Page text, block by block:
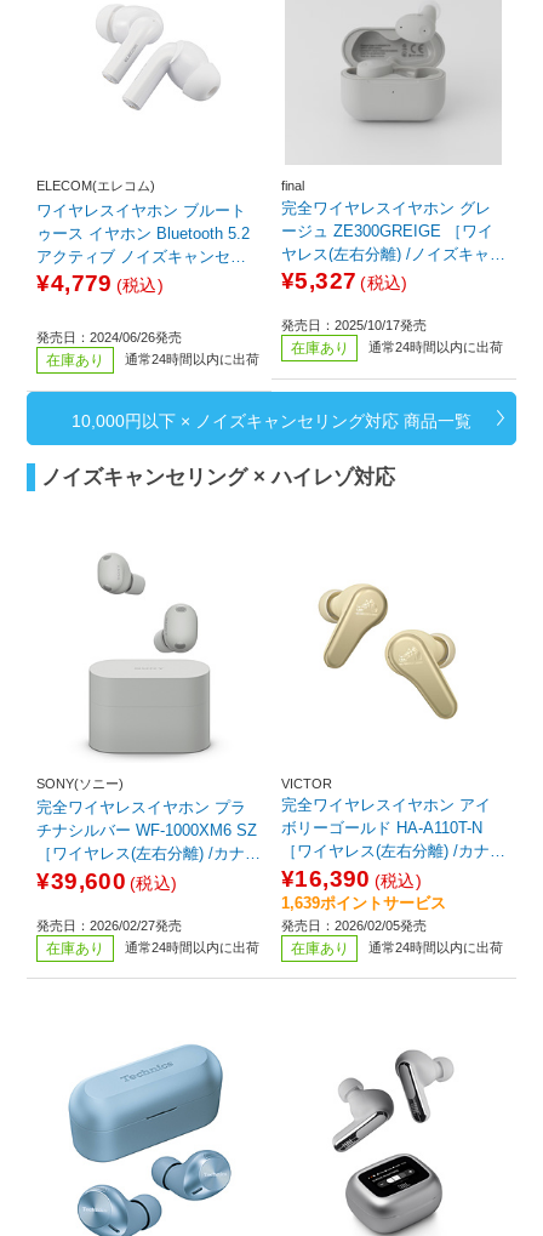
ELECOM(エレコム)
ワイヤレスイヤホン ブルート
ゥース イヤホン Bluetooth 5.2
アクティブ ノイズキャンセリ
ング 耳せん機能 低遅延 外音モ
】 AAC対応 密閉型 ホワイト
¥4,779 (税込)
発売日：2024/06/26発売
在庫あり 通常24時間以内に出荷
final
完全ワイヤレスイヤホン グレ
ージュ ZE300GREIGE ［ワイ
ヤレス(左右分離) /ノイズキャン
セリング対応 /Bluetooth対応］
¥5,327 (税込)
発売日：2025/10/17発売
在庫あり 通常24時間以内に出荷
10,000円以下 × ノイズキャンセリング対応 商品一覧
ノイズキャンセリング × ハイレゾ対応
SONY(ソニー)
完全ワイヤレスイヤホン プラ
チナシルバー WF-1000XM6 SZ
［ワイヤレス(左右分離) /カナル
型 /ノイズキャンセリング対応 /
¥39,600 (税込)
発売日：2026/02/27発売
在庫あり 通常24時間以内に出荷
VICTOR
完全ワイヤレスイヤホン アイ
ボリーゴールド HA-A110T-N
［ワイヤレス(左右分離) /カナル
型 /ノイズキャンセリング対応 /
Bluetooth対応］
¥16,390 (税込)
1,639ポイントサービス
発売日：2026/02/05発売
在庫あり 通常24時間以内に出荷